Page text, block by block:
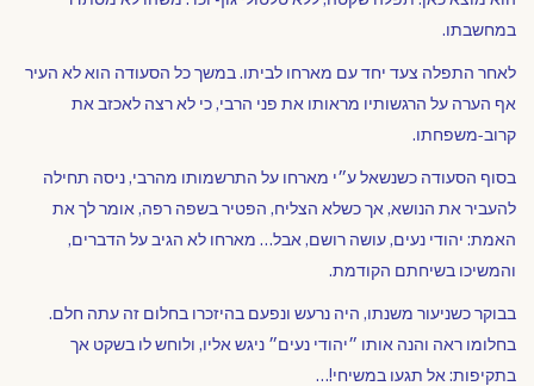
במחשבתו.
לאחר התפלה צעד יחד עם מארחו לביתו. במשך כל הסעודה הוא לא העיר
אף הערה על הרגשותיו מראותו את פני הרבי, כי לא רצה לאכזב את
קרוב-משפחתו.
בסוף הסעודה כשנשאל ע״י מארחו על התרשמותו מהרבי, ניסה תחילה
להעביר את הנושא, אך כשלא הצליח, הפטיר בשפה רפה, אומר לך את
האמת: יהודי נעים, עושה רושם, אבל… מארחו לא הגיב על הדברים,
והמשיכו בשיחתם הקודמת.
בבוקר כשניעור משנתו, היה נרעש ונפעם בהיזכרו בחלום זה עתה חלם.
בחלומו ראה והנה אותו ״יהודי נעים״ ניגש אליו, ולוחש לו בשקט אך
בתקיפות: אל תגעו במשיחי!…